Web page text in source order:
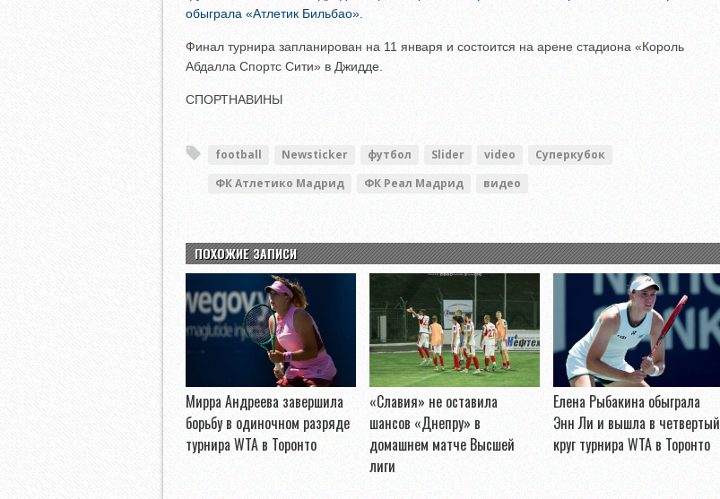
обыграла «Атлетик Бильбао»
Финал турнира запланирован на 11 января и состоится на арене стадиона «Король
Абдалла Спортс Сити» в Джидде.
СПОРТНАВИНЫ
football Newsticker футбол Slider video
Суперкубок
ФК Атлетико Мадрид
ФК Реал Мадрид видео
ПОХОЖИЕ ЗАПИСИ
Мирра Андреева завершила
борьбу в одиночном разряде
турнира WTA в Торонто
«Славия» не оставила
шансов «Днепру» в
домашнем матче Высшей
лиги
Елена Рыбакина обыграла
Энн Ли и вышла в четвертый
круг турнира WTA в Торонто